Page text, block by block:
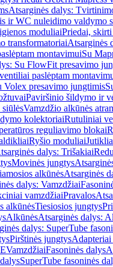
Atsarginės dalys:
ir WC nuleidimo valdymo
moduliaiPriedai,
transformatoriaiAtsarginės
montavimuiSu
Su FlowFit presavimo
paslėptam
Volex presavimo jungtimis
Paviršinio šildymo ir
Vamzdžio alkūnės
kolektoriaiRutuliniai
reguliavimo blokai
Ryšio moduliai
dalys: Trišakiai
Movinės jungtys
alkūnėsAtsarginės
dalys: Vamzdžiai
vamzdžiaiPravalos
alkūnėsTiesiosios jungtys
AlkūnėsAtsarginės dalys:
dalys: SuperTube
Pirštinės jungtysAdapteriai
VamzdžiaiFasoninės dalys
SuperTube fasoninės